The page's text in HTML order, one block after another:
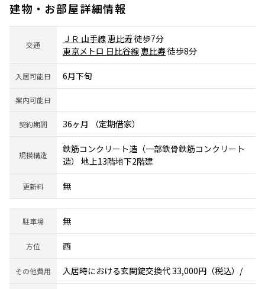
建物・お部屋詳細情報
交通
ＪＲ 山手線恵比寿徒歩7分
東京メトロ 日比谷線恵比寿徒歩8分
入居可能日 6月下旬
案内可能日
契約期間 36ヶ月 （定期借家）
規模構造
鉄筋コンクリート造（一部鉄骨鉄筋コンクリート
造） 地上13階地下2階建
更新料 無
駐車場 無
方位 西
その他費用 入居時における玄関錠交換代 33,000円（税込）/